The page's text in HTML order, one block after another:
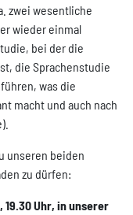
zwei wesentliche
wieder einmal
bei der die
die Sprachenstudie
was die
macht und auch nach
unseren beiden
zu dürfen:
19.30 Uhr, in unserer